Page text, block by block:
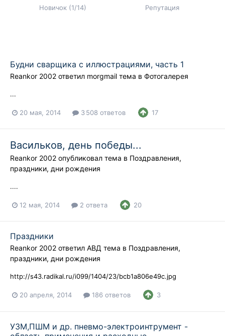
Новичок (1/14) Репутация
Будни сварщика с иллюстрациями, часть 1
Reankor 2002 ответил morgmail тема в Фотогалерея
...
20 мая, 2014 3 508 ответов 17
Васильков, день победы...
Reankor 2002 опубликовал тема в Поздравления,
праздники, дни рождения
....
12 мая, 2014 2 ответа 20
Праздники
Reankor 2002 ответил АВД тема в Поздравления,
праздники, дни рождения
http://s43.radikal.ru/i099/1404/23/bcb1a806e49c.jpg
20 апреля, 2014 186 ответов 3
УЗМ,ПШМ и др. пневмо-электроинтрумент -